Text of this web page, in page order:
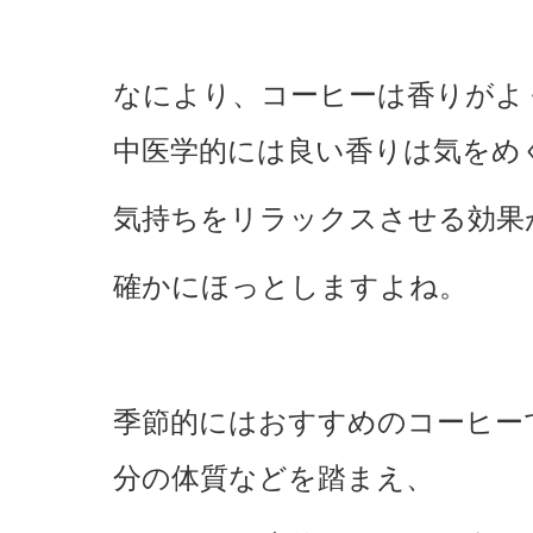
なにより、コーヒーは香りが
中医学的には良い香りは気をめ
気持ちをリラックスさせる効
確かにほっとしますよね。
季節的にはおすすめのコーヒ
分の体質などを踏まえ、